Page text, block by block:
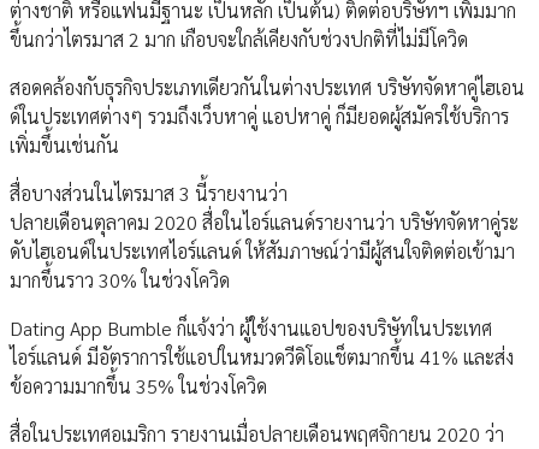
ต่างชาติ หรือแฟนมีฐานะ เป็นหลัก เป็นต้น) ติดต่อบริษัทฯ เพิ่มมาก
ขึ้นกว่าไตรมาส 2 มาก เกือบจะใกล้เคียงกับช่วงปกติที่ไม่มีโควิด
สอดคล้องกับธุรกิจประเภทเดียวกันในต่างประเทศ บริษัทจัดหาคู่ไฮเอน
ด์ในประเทศต่างๆ รวมถึงเว็บหาคู่ แอปหาคู่ ก็มียอดผู้สมัครใช้บริการ
เพิ่มขึ้นเช่นกัน
สื่อบางส่วนในไตรมาส 3 นี้รายงานว่า
ปลายเดือนตุลาคม 2020 สื่อในไอร์แลนด์รายงานว่า บริษัทจัดหาคู่ระ
ดับไฮเอนด์ในประเทศไอร์แลนด์ ให้สัมภาษณ์ว่ามีผู้สนใจติดต่อเข้ามา
มากขึ้นราว 30% ในช่วงโควิด
Dating App Bumble ก็แจ้งว่า ผู้ใช้งานแอปของบริษัทในประเทศ
ไอร์แลนด์ มีอัตราการใช้แอปในหมวดวีดิโอแช็ตมากขึ้น 41% และส่ง
ข้อความมากขึ้น 35% ในช่วงโควิด
สื่อในประเทศอเมริกา รายงานเมื่อปลายเดือนพฤศจิกายน 2020 ว่า